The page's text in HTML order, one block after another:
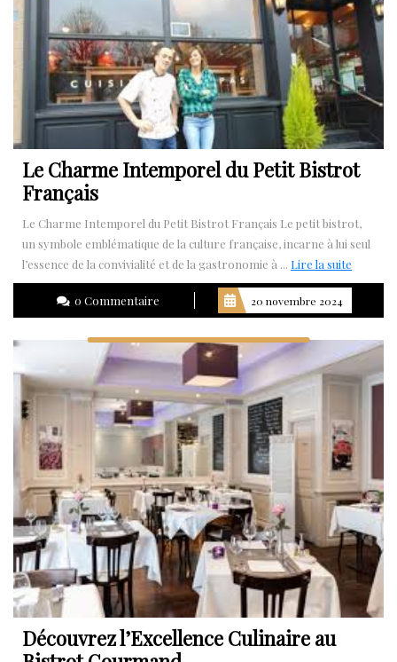
Le Charme Intemporel du Petit Bistrot
Français
Le Charme Intemporel du Petit Bistrot Français Le petit bistrot,
un symbole emblématique de la culture française, incarne à lui seul
l’essence de la convivialité et de la gastronomie à ... Lire la suite
la
0 Commentaire 20 novembre 2024
Découvrez l’Excellence Culinaire au